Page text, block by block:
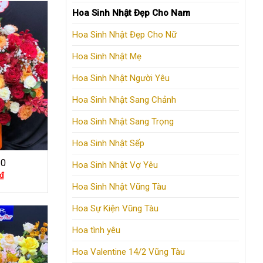
Hoa Sinh Nhật Đẹp Cho Nam
Hoa Sinh Nhật Đẹp Cho Nữ
Hoa Sinh Nhật Mẹ
Hoa Sinh Nhật Người Yêu
Hoa Sinh Nhật Sang Chảnh
Hoa Sinh Nhật Sang Trọng
Hoa Sinh Nhật Sếp
Hoa Sinh Nhật Vợ Yêu
Hoa Sinh Nhật Vũng Tàu
Hoa Sự Kiện Vũng Tàu
Hoa tình yêu
Hoa Valentine 14/2 Vũng Tàu
₫